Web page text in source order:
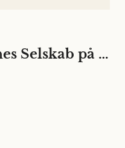
Mød Videnskabernes Selskab på Folkemødet